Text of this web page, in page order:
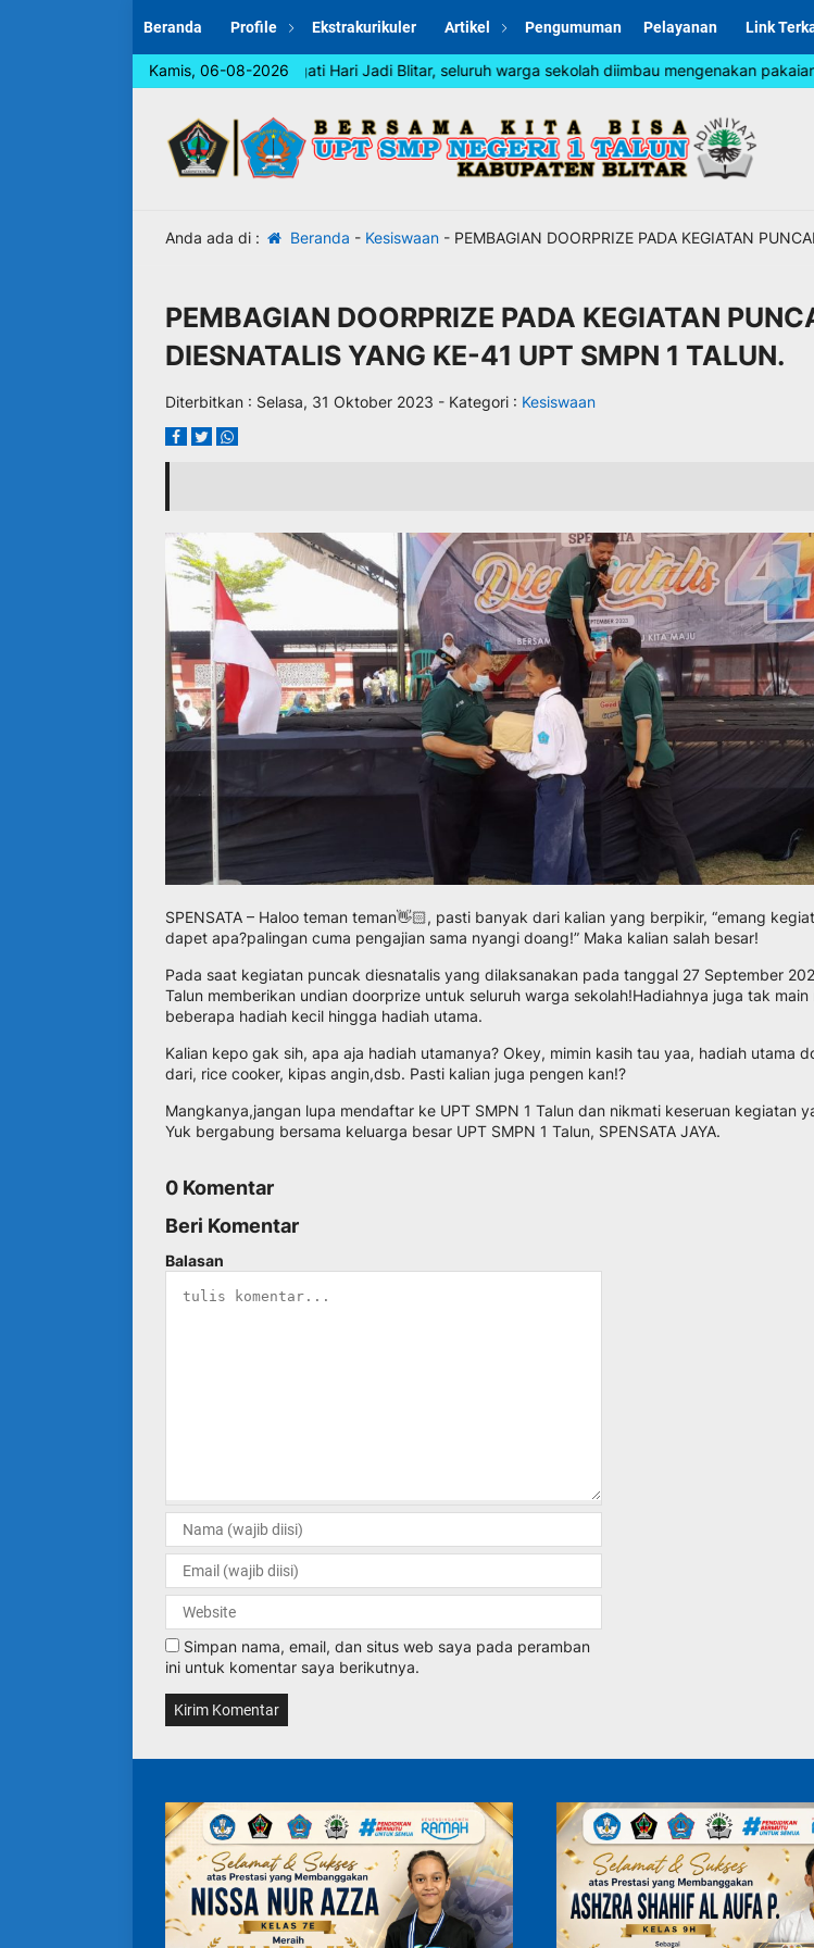
Beranda Profile Ekstrakurikuler Artikel Pengumuman Pelayanan Link
Kamis, 06-08-2026
Dalam rangka memperingati Hari Jadi Blitar, seluruh warga sekolah diimbau mengenakan pakaian
Anda ada di : Beranda - Kesiswaan- PEMBAGIAN DOORPRIZE PADA KEGIATAN
PEMBAGIAN DOORPRIZE PADA KEGIATAN
DIESNATALIS YANG KE-41 UPT SMPN 1 TALUN.
Diterbitkan : Selasa, 31 Oktober 2023 - Kategori : Kesiswaan
SPENSATA – Haloo teman teman👋🏻, pasti banyak dari kalian yang berpikir, “emang
dapet apa?palingan cuma pengajian sama nyangi doang!” Maka kalian salah besar!
Pada saat kegiatan puncak diesnatalis yang dilaksanakan pada tanggal 27 September
Talun memberikan undian doorprize untuk seluruh warga sekolah!Hadiahnya juga tak main
beberapa hadiah kecil hingga hadiah utama.
Kalian kepo gak sih, apa aja hadiah utamanya? Okey, mimin kasih tau yaa, hadiah utama
dari, rice cooker, kipas angin,dsb. Pasti kalian juga pengen kan!?
Mangkanya,jangan lupa mendaftar ke UPT SMPN 1 Talun dan nikmati keseruan kegiatan
Yuk bergabung bersama keluarga besar UPT SMPN 1 Talun, SPENSATA JAYA.
0 Komentar
Beri Komentar
Balasan
Simpan nama, email, dan situs web saya pada peramban
ini untuk komentar saya berikutnya.